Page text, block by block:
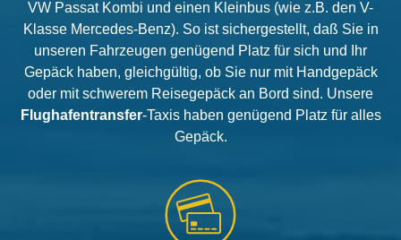
VW Passat Kombi und einen Kleinbus (wie z.B. den V-
Klasse Mercedes-Benz). So ist sichergestellt, daß Sie in
unseren Fahrzeugen genügend Platz für sich und Ihr
Gepäck haben, gleichgültig, ob Sie nur mit Handgepäck
oder mit schwerem Reisegepäck an Bord sind. Unsere
Flughafentransfer-Taxis haben genügend Platz für alles
Gepäck.